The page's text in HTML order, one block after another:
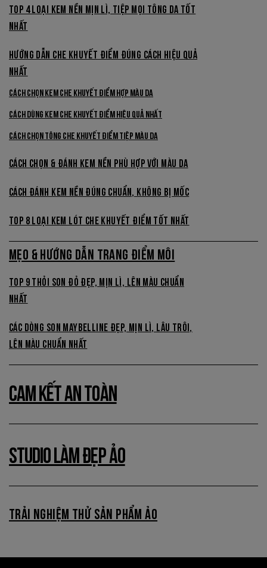
TOP 4 LOẠI KEM NỀN MỊN LÌ, TIỆP MỌI TÔNG DA TỐT
NHẤT
HƯỚNG DẪN CHE KHUYẾT ĐIỂM ĐÚNG CÁCH HIỆU QUẢ
NHẤT
Cách Chọn Kem Che Khuyết Điểm Hợp Màu Da
Cách Dùng Kem Che Khuyết Điểm Hiệu Quả Nhất
Cách Chọn Tông Che Khuyết Điểm Tiệp Màu Da
CÁCH CHỌN & ĐÁNH KEM NỀN PHÙ HỢP VỚI MÀU DA
CÁCH ĐÁNH KEM NỀN ĐÚNG CHUẨN, KHÔNG BỊ MỐC
TOP 8 LOẠI KEM LÓT CHE KHUYẾT ĐIỂM TỐT NHẤT
MẸO & HƯỚNG DẪN TRANG ĐIỂM MÔI
TOP 9 THỎI SON ĐỎ ĐẸP, MỊN LÌ, LÊN MÀU CHUẨN
NHẤT
CÁC DÒNG SON MAYBELLINE ĐẸP, MỊN LÌ, LÂU TRÔI,
LÊN MÀU CHUẨN NHẤT
CAM KẾT AN TOÀN
STUDIO LÀM ĐẸP ẢO
TRẢI NGHIỆM THỬ SẢN PHẨM ẢO